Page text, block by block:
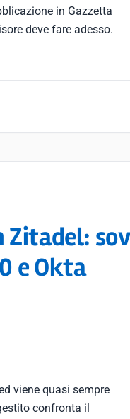
in Gazzetta
deve fare adesso.
e Okta
viene quasi sempre
confronta il